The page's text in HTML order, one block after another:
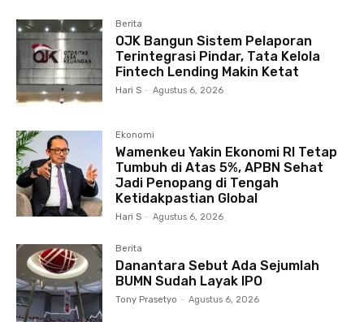
Berita
OJK Bangun Sistem Pelaporan
Terintegrasi Pindar, Tata Kelola
Fintech Lending Makin Ketat
Hari S - Agustus 6, 2026
Ekonomi
Wamenkeu Yakin Ekonomi RI Tetap
Tumbuh di Atas 5%, APBN Sehat
Jadi Penopang di Tengah
Ketidakpastian Global
Hari S - Agustus 6, 2026
Berita
Danantara Sebut Ada Sejumlah
BUMN Sudah Layak IPO
Tony Prasetyo - Agustus 6, 2026